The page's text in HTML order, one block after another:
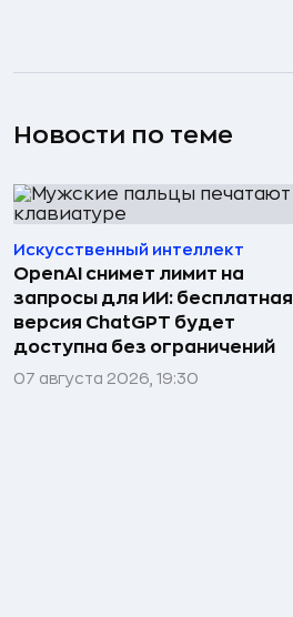
Новости по теме
Искусственный интеллект
OpenAI снимет лимит на
запросы для ИИ: бесплатная
версия ChatGPT будет
доступна без ограничений
07 августа 2026, 19:30